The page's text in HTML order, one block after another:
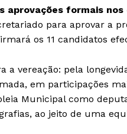
aprovações formais
para aprovar a
os 11 candidatos
a vereação: pela
em participações
Municipal como
ao jeito de uma